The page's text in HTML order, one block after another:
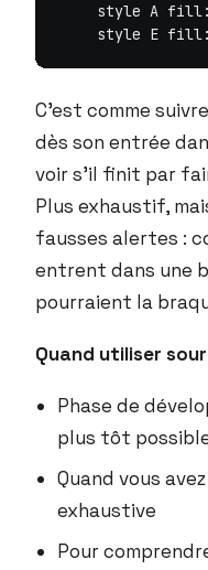
style A
C’est comme
dès son entrée
voir s’il finit par
Plus exhaustif,
fausses alertes :
entrent dans une
pourraient la
Quand utiliser
Phase de
plus tôt
Quand vous
exhaustive
Pour